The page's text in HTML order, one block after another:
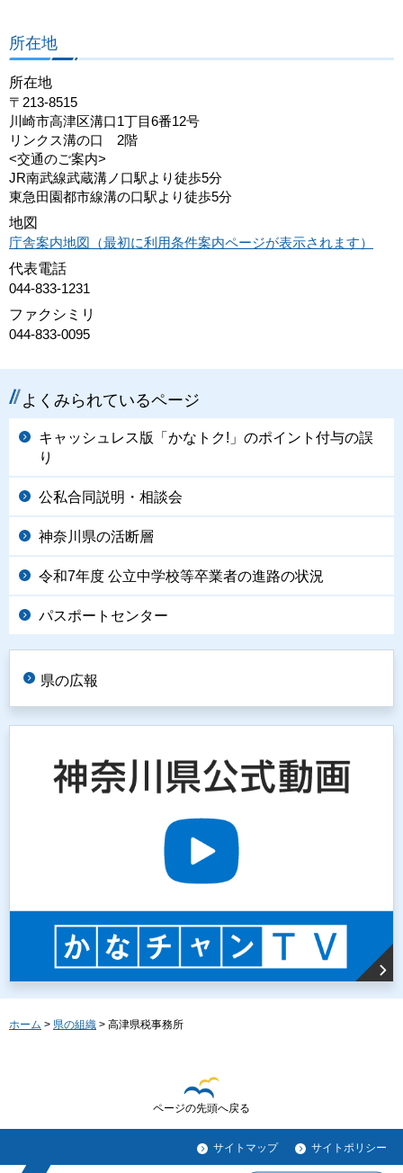
所在地
所在地
〒213-8515
川崎市高津区溝口1丁目6番12号
リンクス溝の口 2階
<交通のご案内>
JR南武線武蔵溝ノ口駅より徒歩5分
東急田園都市線溝の口駅より徒歩5分
地図
庁舎案内地図（最初に利用条件案内ページが表示されます）
代表電話
044-833-1231
ファクシミリ
044-833-0095
よくみられているページ
キャッシュレス版「かなトク!」のポイント付与の誤
り
公私合同説明・相談会
神奈川県の活断層
令和7年度 公立中学校等卒業者の進路の状況
パスポートセンター
県の広報
ホーム > 県の組織 > 高津県税事務所
ページの先頭へ戻る
サイトマップ サイトポリシー